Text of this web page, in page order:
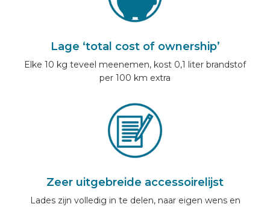
Lage ‘total cost of ownership’
Elke 10 kg teveel meenemen, kost 0,1 liter brandstof
per 100 km extra
Zeer uitgebreide accessoirelijst
Lades zijn volledig in te delen, naar eigen wens en